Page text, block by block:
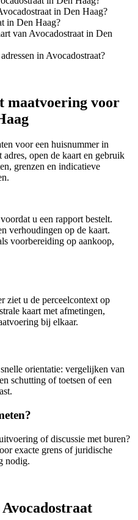
in Den Haag?
in Den Haag?
van Avocadostraat in Den
in Avocadostraat?
maatvoering voor
voor een huisnummer in
open de kaart en gebruik
grenzen en indicatieve
u een rapport bestelt.
verhoudingen op de kaart.
voorbereiding op aankoop,
ziet u de perceelcontext op
kaart met afmetingen,
bij elkaar.
orientatie: vergelijken van
schutting of toetsen of een
of discussie met buren?
exacte grens of juridische
nodig.